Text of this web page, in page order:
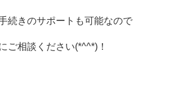
続きのサポートも可能なので
ご相談ください(*^^*)！